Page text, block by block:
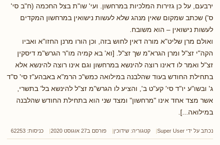
ירבעם, על כן גזירות המלכיות במרחשון. ועי' שו"ת בצל החכמה (ח"ב סי'
ס') שכתב שמקום שאין מנהג שלא לעשות נישואין במרחשון המקדים
לעשות נישואין – הוא משובח.
ואולם מרן שליט"א מורה דאין לחוש בזה, וכן הורו מרנן החזו"א ואביו
הקה"י זצ"ל ומרן הגרא"מ שך זצ"ל. [וא' בא קמיה מו"ר הגרש"מ דיסקין
זצ"ל ואמר לו דאינו רוצה להינשא במרחשון וגם אינו רוצה להינשא אלא
בתחילת החודש בעוד שהלבנה במילואה כמש"כ הרמ"א באבהע"ז סי' ס"ד
ג' ובשו"ע יו"ד סי' קע"ט ב', והציע לו הגרש"מ זצ"ל להינשא בל' בתשרי,
אשר מצד אחד אינו "מרחשון" ומצד שני הוא בתחילת החודש שהלבנה
במילואה...].
נכתב על ידי Super User קטגוריה: שידוכין פורסם ב27 אוגוסט 2020 כניסות: 62253